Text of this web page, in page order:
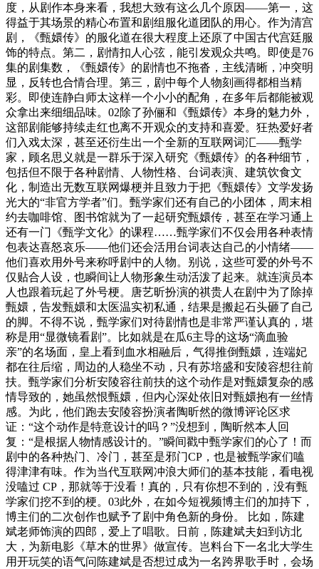
度，从剧作本身来看，我想大致有这么几个原因——第一，这
得益于其场景的精心布置和剧组服化道团队的用心。作为清宫
剧，《甄嬛传》的服化道在很大程度上还原了中国古代宫廷服
饰的特点。第二，剧情扣人心弦，能引发观众共鸣。即使是76
集的剧集数，《甄嬛传》的剧情也不拖沓，主线清晰，冲突明
显，反转也合情合理。第三，剧中每个人物刻画得都相当精
彩。即使连静白师太这样一个小小的配角，在多年后都能被观
众拿出来细细品味。02除了孙俪和《甄嬛传》本身的魅力外，
这部剧能够持续走红也离不开观众的支持和喜爱。狂热爱好者
们入戏太深，甚至还衍生出一个全新的互联网词汇——甄学
家，顾名思义就是一群乐于深入研究《甄嬛传》的各种细节，
包括但不限于各种剧情、人物性格、台词表演、建筑饮食文
化，制造出无数互联网爆梗并且致力于把《甄嬛传》文学发扬
光大的“非官方学者”们。甄学家们还有自己的小团体，周末相
约去咖啡馆、图书馆就为了一起研究甄嬛传，甚至在学习通上
还有一门《甄学文化》的课程……甄学家们不仅会用各种表情
包表达喜怒哀乐——他们还会活用台词表达自己的小情绪——
他们喜欢用外号来称呼剧中的人物。别说，这些可爱的外号不
仅贴合人设，也瞬间让人物形象生动活泼了起来。就连演员本
人也跟着玩起了外号梗。唐艺昕扮演的祺贵人在剧中为了除掉
甄嬛，告发甄嬛和太医温实初私通，结果是搬起石头砸了自己
的脚。不得不说，甄学家们对待剧情也是非常严谨认真的，堪
称是用“显微镜看剧”。比如就是在瓜6主导的这场“滴血验
亲”的名场面，皇上看到血水相融后，气得推倒甄嬛，连端妃
都在往后缩，周边的人稳坐不动，只有苏培盛和安陵容想往前
扶。甄学家们分析安陵容往前扶的这个动作是对甄嬛复杂的感
情导致的，她虽然恨甄嬛，但内心深处依旧对甄嬛抱有一丝情
感。为此，他们跑去安陵容扮演者陶昕然的微博评论区求
证：“这个动作是特意设计的吗？”没想到，陶昕然本人回
复：“是根据人物情感设计的。”瞬间戳中甄学家们的心了！而
剧中的各种热门、冷门，甚至是邪门CP，也是被甄学家们嗑
得津津有味。作为当代互联网冲浪大师们的基本技能，看电视
没嗑过 CP，那就等于没看！真的，只有你想不到的，没有甄
学家们挖不到的梗。03此外，在如今短视频博主们的加持下，
博主们的二次创作也赋予了剧中角色新的身份。 比如，陈建
斌老师饰演的四郎，爱上了唱歌。日前，陈建斌夫妇到访北
大，为新电影《草木的世界》做宣传。岂料台下一名北大学生
用开玩笑的语气问陈建斌是否想过成为一名跨界歌手时，会场